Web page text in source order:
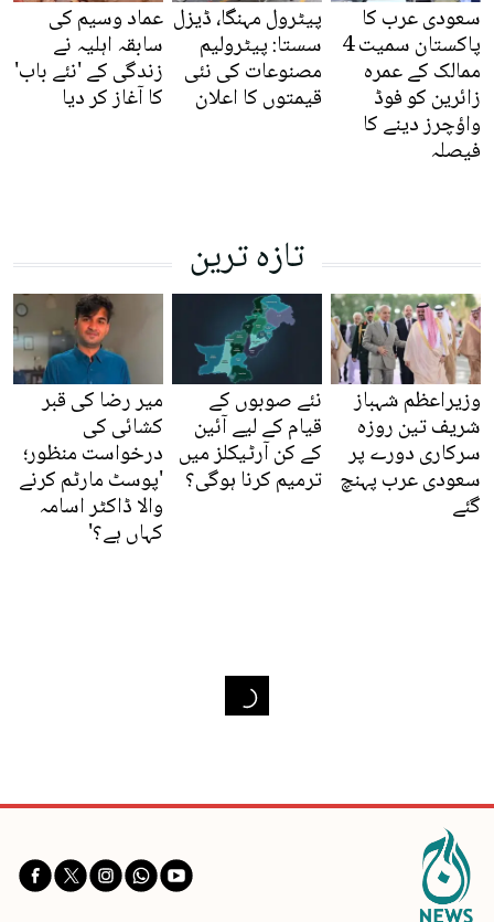
سعودی عرب کا
پاکستان سمیت 4
ممالک کے عمرہ
زائرین کو فوڈ
واؤچرز دینے کا
فیصلہ
پیٹرول مہنگا، ڈیزل
سستا: پیٹرولیم
مصنوعات کی نئی
قیمتوں کا اعلان
عماد وسیم کی
سابقہ اہلیہ نے
زندگی کے 'نئے باب'
کا آغاز کر دیا
تازہ ترین
وزیراعظم شہباز
شریف تین روزہ
سرکاری دورے پر
سعودی عرب پہنچ
گئے
نئے صوبوں کے
قیام کے لیے آئین
کے کن آرٹیکلز میں
ترمیم کرنا ہوگی؟
میر رضا کی قبر
کشائی کی
درخواست منظور؛
'پوسٹ مارٹم کرنے
والا ڈاکٹر اسامہ
کہاں ہے؟'